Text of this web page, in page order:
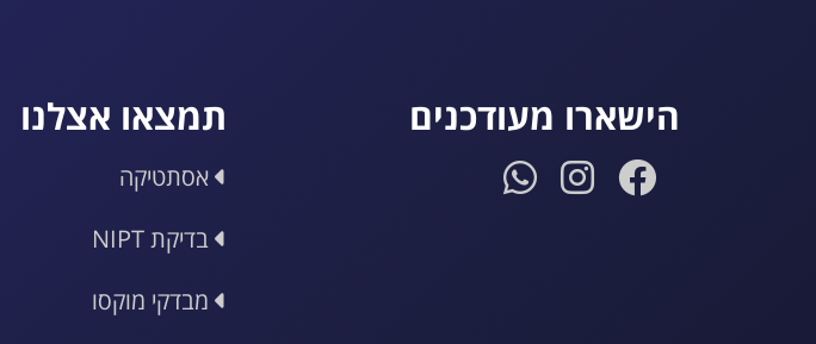
הישארו מעודכנים תמצאו אצלנו
אסתטיקה
בדיקת NIPT
מבדקי מוקסו